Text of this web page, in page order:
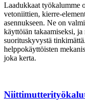
Laadukkaat työkalumme
vetoniittien, kierre-
asennukseen. Ne on
käyttöiän takaamiseksi,
suorituskyvystä
helppokäyttöisten
joka kerta.